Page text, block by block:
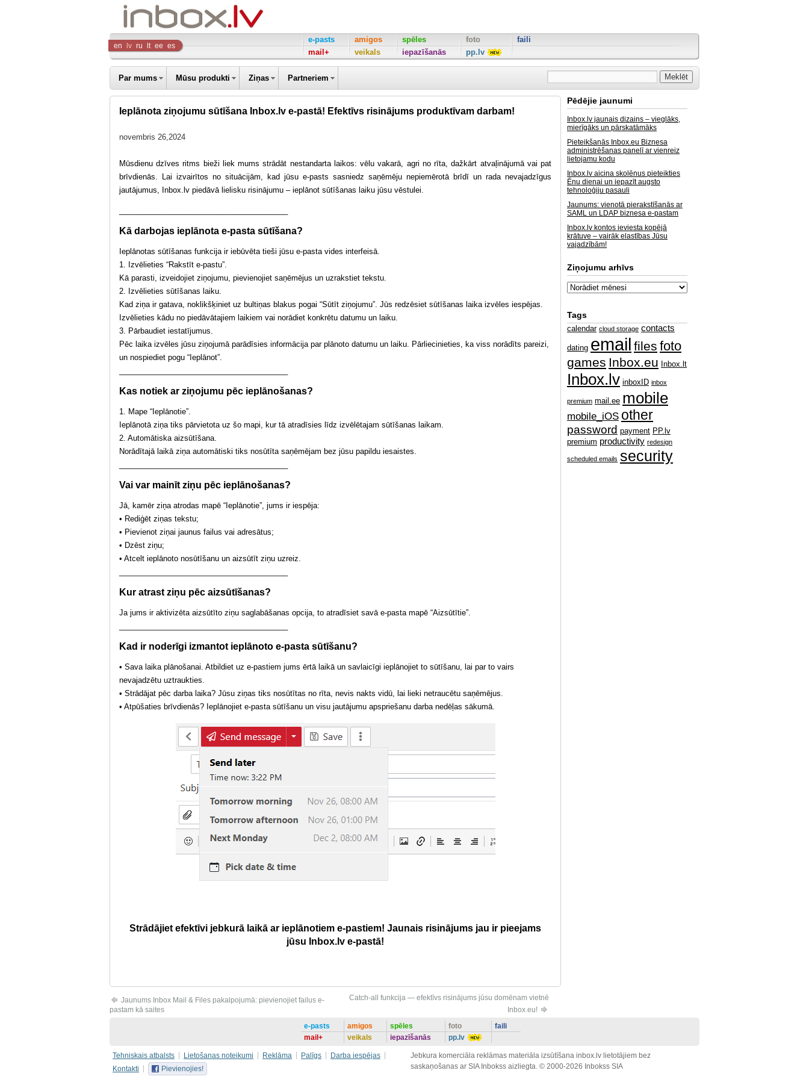
Inbox
Company
en lv ru lt ee es
e-pasts
mail+
amigos
veikals
spēles
iepazīšanās
foto
pp.lv
faili
Par mums Mūsu produkti Ziņas Partneriem
Ieplānota ziņojumu sūtīšana Inbox.lv e-pastā! Efektīvs risinājums produktīvam darbam!
novembris 26,2024
Mūsdienu dzīves ritms bieži liek mums strādāt nestandarta laikos: vēlu vakarā, agri no rīta, dažkārt atvaļinājumā vai pat
brīvdienās. Lai izvairītos no situācijām, kad jūsu e-pasts sasniedz saņēmēju nepiemērotā brīdī un rada nevajadzīgus
jautājumus, Inbox.lv piedāvā lielisku risinājumu – ieplānot sūtīšanas laiku jūsu vēstulei.
Kā darbojas ieplānota e-pasta sūtīšana?
Ieplānotas sūtīšanas funkcija ir iebūvēta tieši jūsu e-pasta vides interfeisā.
1. Izvēlieties “Rakstīt e-pastu”.
Kā parasti, izveidojiet ziņojumu, pievienojiet saņēmējus un uzrakstiet tekstu.
2. Izvēlieties sūtīšanas laiku.
Kad ziņa ir gatava, noklikšķiniet uz bultiņas blakus pogai “Sūtīt ziņojumu”. Jūs redzēsiet sūtīšanas laika izvēles iespējas.
Izvēlieties kādu no piedāvātajiem laikiem vai norādiet konkrētu datumu un laiku.
3. Pārbaudiet iestatījumus.
Pēc laika izvēles jūsu ziņojumā parādīsies informācija par plānoto datumu un laiku. Pārliecinieties, ka viss norādīts pareizi,
un nospiediet pogu “Ieplānot”.
Kas notiek ar ziņojumu pēc ieplānošanas?
1. Mape “Ieplānotie”.
Ieplānotā ziņa tiks pārvietota uz šo mapi, kur tā atradīsies līdz izvēlētajam sūtīšanas laikam.
2. Automātiska aizsūtīšana.
Norādītajā laikā ziņa automātiski tiks nosūtīta saņēmējam bez jūsu papildu iesaistes.
Vai var mainīt ziņu pēc ieplānošanas?
Jā, kamēr ziņa atrodas mapē “Ieplānotie”, jums ir iespēja:
• Rediģēt ziņas tekstu;
• Pievienot ziņai jaunus failus vai adresātus;
• Dzēst ziņu;
• Atcelt ieplānoto nosūtīšanu un aizsūtīt ziņu uzreiz.
Kur atrast ziņu pēc aizsūtīšanas?
Ja jums ir aktivizēta aizsūtīto ziņu saglabāšanas opcija, to atradīsiet savā e-pasta mapē “Aizsūtītie”.
Kad ir noderīgi izmantot ieplānoto e-pasta sūtīšanu?
• Sava laika plānošanai. Atbildiet uz e-pastiem jums ērtā laikā un savlaicīgi ieplānojiet to sūtīšanu, lai par to vairs
nevajadzētu uztraukties.
• Strādājat pēc darba laika? Jūsu ziņas tiks nosūtītas no rīta, nevis nakts vidū, lai lieki netraucētu saņēmējus.
• Atpūšaties brīvdienās? Ieplānojiet e-pasta sūtīšanu un visu jautājumu apspriešanu darba nedēļas sākumā.
Strādājiet efektīvi jebkurā laikā ar ieplānotiem e-pastiem! Jaunais risinājums jau ir pieejams
jūsu Inbox.lv e-pastā!
Jaunums Inbox Mail & Files pakalpojumā: pievienojiet failus e-
pastam kā saites
Catch-all funkcija — efektīvs risinājums jūsu domēnam vietnē
Inbox.eu!
Pēdējie jaunumi
Inbox.lv jaunais dizains – vieglāks,
mierīgāks un pārskatāmāks
Pieteikšanās Inbox.eu Biznesa
administrēšanas panelī ar vienreiz
lietojamu kodu
Inbox.lv aicina skolēnus pieteikties
Ēnu dienai un iepazīt augsto
tehnoloģiju pasauli
Jaunums: vienotā pierakstīšanās ar
SAML un LDAP biznesa e-pastam
Inbox.lv kontos ieviesta kopējā
krātuve – vairāk elastības Jūsu
vajadzībām!
Ziņojumu arhīvs
Tags
calendar cloud storage contacts
dating email files foto
games Inbox.eu Inbox.lt
Inbox.lv inboxID inbox
premium mail.ee mobile
mobile_iOS other
password payment PP.lv
premium productivity redesign
scheduled emails security
e-pasts
mail+
amigos
veikals
spēles
iepazīšanās
foto
pp.lv
faili
Tehniskais atbalsts Lietošanas noteikumi Reklāma Palīgs
Darba iespējas
Kontakti
Pievienojies!
Jebkura komerciāla reklāmas materiāla izsūtīšana inbox.lv lietotājiem bez
saskaņošanas ar SIA Inbokss aizliegta. © 2000-2026 Inbokss SIA